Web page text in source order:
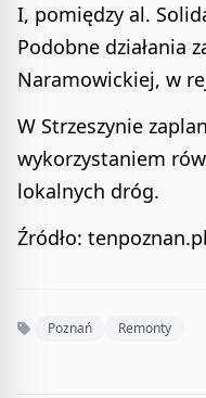
I, pomiędzy al.
Podobne działania
Naramowickiej, w
W Strzeszynie
wykorzystaniem
lokalnych dróg.
Źródło: tenpoznan.pl
Poznań Remonty